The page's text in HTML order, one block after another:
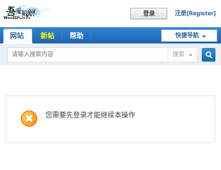
登录 注册[Register]
快捷导航
网站 新帖 帮助
搜索
您需要先登录才能继续本操作